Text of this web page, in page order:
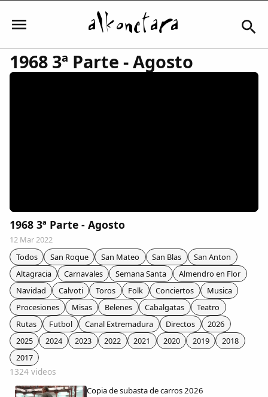
Comunidad
Colaboradores
AlkoTV
Biblioteca
Periódico Alconétar
1968 3ª Parte - Agosto
1968 3ª Parte - Agosto
12 Mar 2022
Todos
San Roque San Mateo San Blas
San Anton
Altagracia
Carnavales Semana Santa
Almendro en Flor
Navidad
Calvoti Toros Folk Conciertos
Musica
Procesiones
Misas Belenes Cabalgatas
Teatro
Rutas
Futbol Canal Extremadura Directos
2026
2025
2024 2023 2022 2021 2020 2019
2018
2017
1324 videos
Copia de subasta de carros 2026